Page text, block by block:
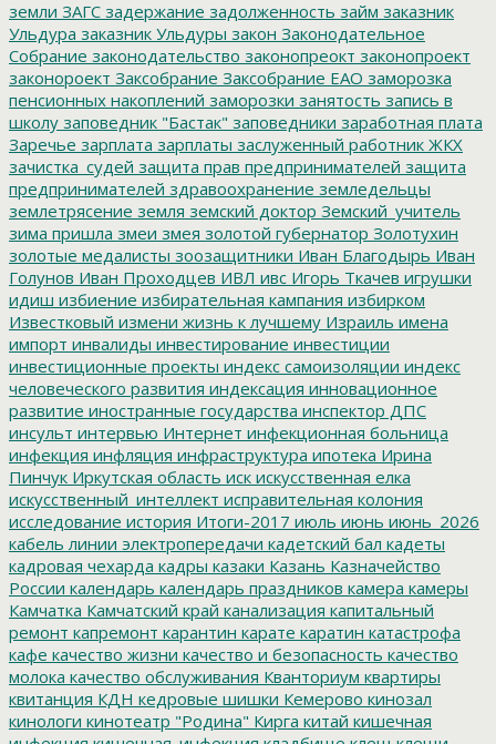
земли ЗАГС задержание задолженность займ заказник
Ульдура заказник Ульдуры закон Законодательное
Собрание законодательство законопреокт законопроект
законороект Заксобрание Заксобрание ЕАО заморозка
пенсионных накоплений заморозки занятость запись в
школу заповедник "Бастак" заповедники заработная плата
Заречье зарплата зарплаты заслуженный работник ЖКХ
зачистка_судей защита прав предпринимателей защита
предпринимателей здравоохранение земледельцы
землетрясение земля земский доктор Земский_учитель
зима пришла змеи змея золотой губернатор Золотухин
золотые медалисты зоозащитники Иван Благодырь Иван
Голунов Иван Проходцев ИВЛ ивс Игорь Ткачев игрушки
идиш избиение избирательная кампания избирком
Известковый измени жизнь к лучшему Израиль имена
импорт инвалиды инвестирование инвестиции
инвестиционные проекты индекс самоизоляции индекс
человеческого развития индексация инновационное
развитие иностранные государства инспектор ДПС
инсульт интервью Интернет инфекционная больница
инфекция инфляция инфраструктура ипотека Ирина
Пинчук Иркутская область иск искусственная елка
искусственный_интеллект исправительная колония
исследование история Итоги-2017 июль июнь июнь_2026
кабель линии электропередачи кадетский бал кадеты
кадровая чехарда кадры казаки Казань Казначейство
России календарь календарь праздников камера камеры
Камчатка Камчатский край канализация капитальный
ремонт капремонт карантин карате каратин катастрофа
кафе качество жизни качество и безопасность качество
молока качество обслуживания Кванториум квартиры
квитанция КДН кедровые шишки Кемерово кинозал
кинологи кинотеатр "Родина" Кирга китай кишечная